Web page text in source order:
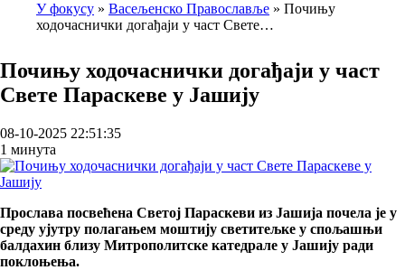
Breadcrumb
У фокусу Васељенско Православље
Почињу
ходочаснички догађаји у част Свете…
Почињу ходочаснички догађаји у част
Свете Параскеве у Јашију
08-10-2025 22:51:35
1 минута
Прослава посвећена Светој Параскеви из Јашија почела је у
среду ујутру полагањем моштију светитељке у спољашњи
балдахин близу Митрополитске катедрале у Јашију ради
поклоњења.